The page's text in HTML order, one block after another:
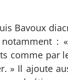
Bavoux
:
comme
» Il ajoute